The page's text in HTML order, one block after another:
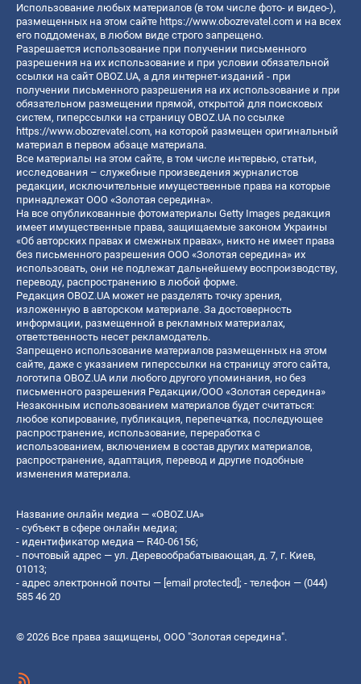
Использование любых материалов (в том числе фото- и видео-),
размещенных на этом сайте https://www.obozrevatel.com и на всех
его поддоменах, в любом виде строго запрещено.
Разрешается использование при получении письменного
разрешения на их использование и при условии обязательной
ссылки на сайт OBOZ.UA, а для интернет-изданий - при
получении письменного разрешения на их использование и при
обязательном размещении прямой, открытой для поисковых
систем, гиперссылки на страницу OBOZ.UA по ссылке
https://www.obozrevatel.com, на которой размещен оригинальный
материал в первом абзаце материала.
Все материалы на этом сайте, в том числе интервью, статьи,
исследования – служебные произведения журналистов
редакции, исключительные имущественные права на которые
принадлежат ООО «Золотая середина».
На все опубликованные фотоматериалы Getty Images редакция
имеет имущественные права, защищаемые законом Украины
«Об авторских правах и смежных правах», никто не имеет права
без письменного разрешения ООО «Золотая середина» их
использовать, они не подлежат дальнейшему воспроизводству,
переводу, распространению в любой форме.
Редакция OBOZ.UA может не разделять точку зрения,
изложенную в авторском материале. За достоверность
информации, размещенной в рекламных материалах,
ответственность несет рекламодатель.
Запрещено использование материалов размещенных на этом
сайте, даже с указанием гиперссылки на страницу этого сайта,
логотипа OBOZ.UA или любого другого упоминания, но без
письменного разрешения Редакции/ООО «Золотая середина»
Незаконным использованием материалов будет считаться:
любое копирование, публикация, перепечатка, последующее
распространение, использование, переработка с
использованием, включением в состав других материалов,
распространение, адаптация, перевод и другие подобные
изменения материала.
Название онлайн медиа — «OBOZ.UA»
- субъект в сфере онлайн медиа;
- идентификатор медиа — R40-06156;
- почтовый адрес — ул. Деревообрабатывающая, д. 7, г. Киев,
01013;
- адрес электронной почты — [email protected]; - телефон — (044)
585 46 20
© 2026 Все права защищены, ООО "Золотая середина".